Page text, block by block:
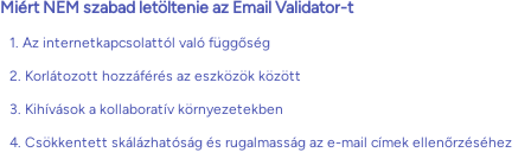
Miért NEM szabad letöltenie az Email Validator-t
1. Az internetkapcsolattól való függőség
2. Korlátozott hozzáférés az eszközök között
3. Kihívások a kollaboratív környezetekben
4. Csökkentett skálázhatóság és rugalmasság az e-mail címek ellenőrzéséhez